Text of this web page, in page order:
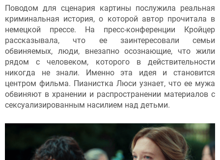
Поводом для сценария картины послужила реальная
криминальная история, о которой автор прочитала в
немецкой прессе. На пресс-конференции Кройцер
рассказывала, что ее заинтересовали семьи
обвиняемых, люди, внезапно осознающие, что жили
рядом с человеком, которого в действительности
никогда не знали. Именно эта идея и становится
центром фильма. Пианистка Люси узнает, что ее мужа
обвиняют в хранении и распространении материалов с
сексуализированным насилием над детьми.